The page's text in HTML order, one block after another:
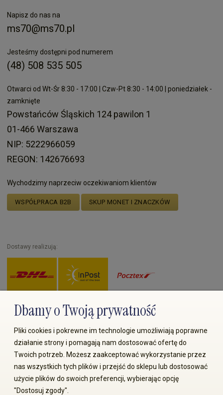
Napisz do nas na
ms70@ms70.pl
Jesteśmy dostępni pod numerem
(48) 508 535 505
Otwarci od Wt-Śr 8:30 - 17:00 | Czw-Pt 8:30 - 14:00 | poniedziałek -
zamknięte
Powstańców Śląskich 124 pawilon 1
01-466 Warszawa
NIP: 5222966059
REGON: 142676693
Wychodzimy naprzeciw oczekiwaniom klientów
WSPÓŁPRACA B2B SKUP MONET I ZNACZKÓW
Dostawy realizują:
Zapłać przez:
Dbamy o Twoją prywatność
Pliki cookies i pokrewne im technologie umożliwiają poprawne
działanie strony i pomagają nam dostosować ofertę do
Twoich potrzeb. Możesz zaakceptować wykorzystanie przez
nas wszystkich tych plików i przejść do sklepu lub dostosować
użycie plików do swoich preferencji, wybierając opcję
"Dostosuj zgody".